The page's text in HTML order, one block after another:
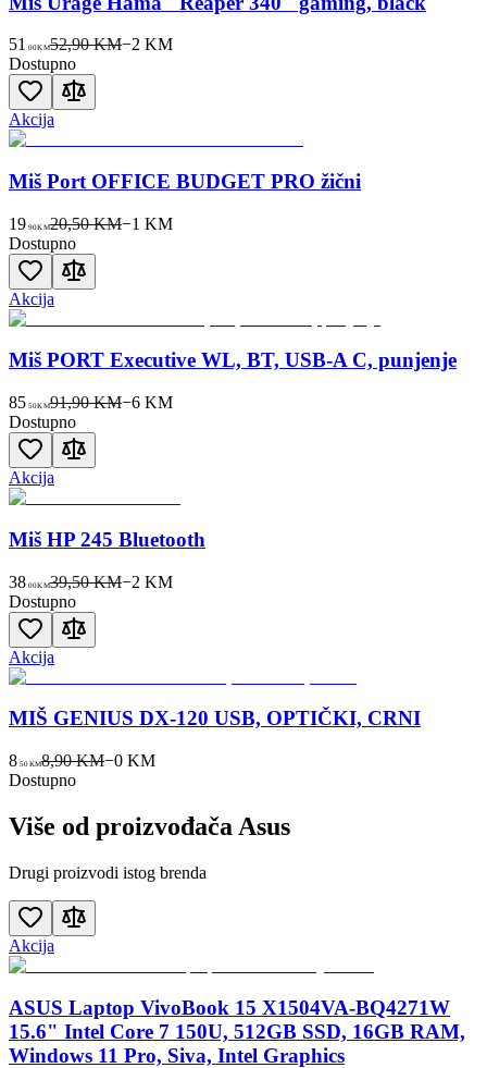
51 00KM52,90 KM−2 KM
Dostupno
Akcija
Miš Port OFFICE BUDGET PRO žični
19 90KM20,50 KM−1 KM
Dostupno
Akcija
Miš PORT Executive WL, BT, USB-A C, punjenje
85 50KM91,90 KM−6KM
Dostupno
Akcija
Miš HP 245 Bluetooth
38 00KM39,50 KM−2 KM
Dostupno
Akcija
MIŠ GENIUS DX-120 USB, OPTIČKI, CRNI
8 50 KM8,90 KM−0 KM
Dostupno
Više od proizvođača Asus
Drugi proizvodi istog brenda
Akcija
ASUS Laptop VivoBook 15 X1504VA-BQ4271W
15.6" Intel Core 7 150U, 512GB SSD, 16GB RAM,
Windows 11 Pro, Siva, Intel Graphics